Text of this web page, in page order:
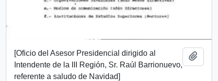
[Oficio del Asesor Presidencial dirigido al
Intendente de la III Región, Sr. Raúl Barrionuevo,
referente a saludo de Navidad]